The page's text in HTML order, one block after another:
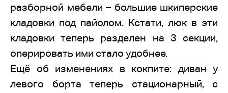
разборной мебели – большие шкиперские
кладовки под пайолом. Кстати, люк в эти
кладовки теперь разделен на 3 секции,
оперировать ими стало удобнее.
Ещё об изменениях в кокпите: диван у
левого борта теперь стационарный, с